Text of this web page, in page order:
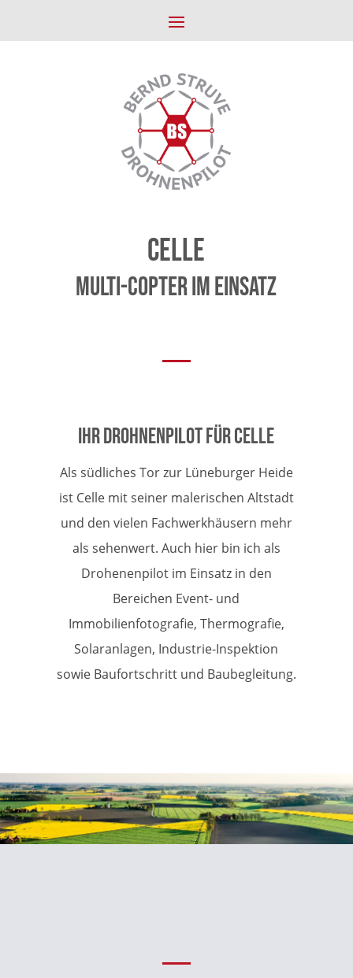
Celle
Multi-Copter im Einsatz
Ihr Drohnenpilot für Celle
Als südliches Tor zur Lüneburger Heide
ist Celle mit seiner malerischen Altstadt
und den vielen Fachwerkhäusern mehr
als sehenwert. Auch hier bin ich als
Drohenenpilot im Einsatz in den
Bereichen Event- und
Immobilienfotografie, Thermografie,
Solaranlagen, Industrie-Inspektion
sowie Baufortschritt und Baubegleitung.